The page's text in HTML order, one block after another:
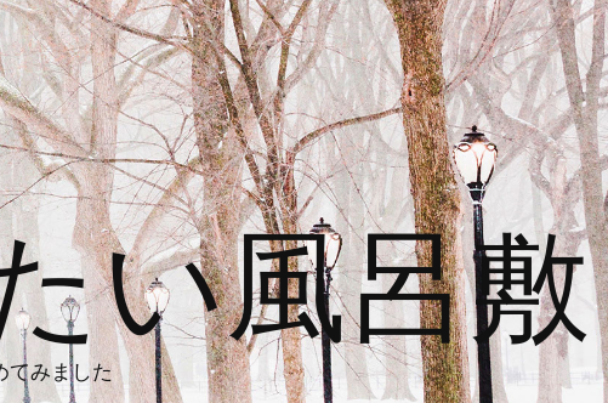
い風呂敷
てみました